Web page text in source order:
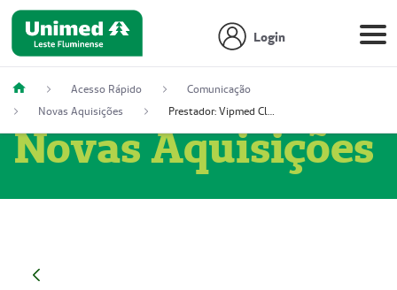
Login
Acesso Rápido
Comunicação
Novas Aquisições
Prestador: Vipmed Clínica Geral Ltda, 51004349-0 (Nome Fantasia: Policlínica Master)
Novas Aquisições